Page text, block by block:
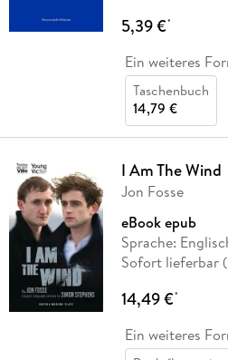
5,39 €*
Ein weiteres
Taschenbuch
14,79 €
I Am The Wind
Jon Fosse
eBook epub
Sprache:
Sofort lieferbar
14,49 €*
Ein weiteres